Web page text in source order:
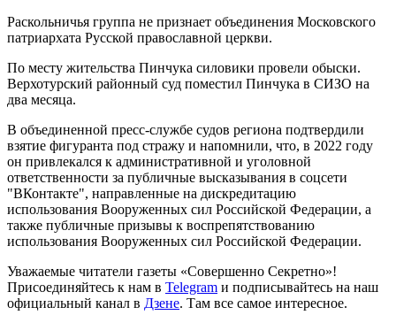
Раскольничья группа не признает объединения Московского
патриархата Русской православной церкви.
По месту жительства Пинчука силовики провели обыски.
Верхотурский районный суд поместил Пинчука в СИЗО на
два месяца.
В объединенной пресс-службе судов региона подтвердили
взятие фигуранта под стражу и напомнили, что, в 2022 году
он привлекался к административной и уголовной
ответственности за публичные высказывания в соцсети
"ВКонтакте", направленные на дискредитацию
использования Вооруженных сил Российской Федерации, а
также публичные призывы к воспрепятствованию
использования Вооруженных сил Российской Федерации.
Уважаемые читатели газеты «Совершенно Секретно»!
Присоединяйтесь к нам в Telegram и подписывайтесь на наш
официальный канал в Дзене. Там все самое интересное.